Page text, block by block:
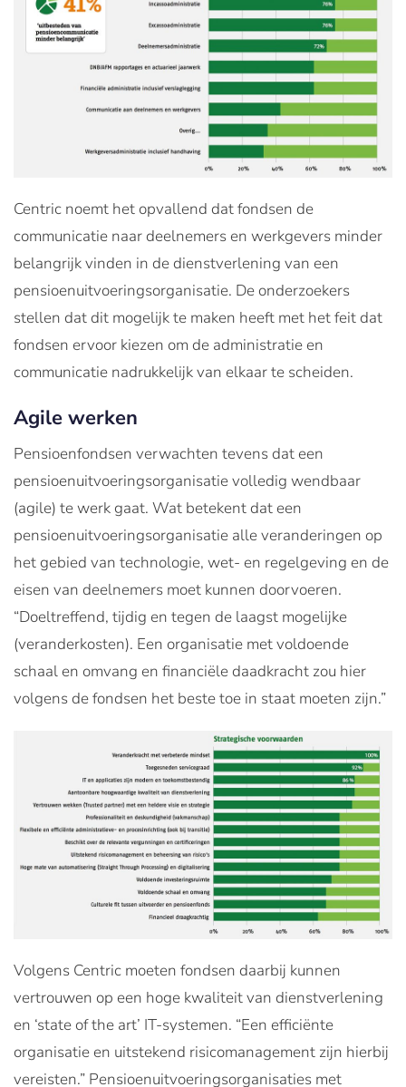
Centric noemt het opvallend dat fondsen de
communicatie naar deelnemers en werkgevers minder
belangrijk vinden in de dienstverlening van een
pensioenuitvoeringsorganisatie. De onderzoekers
stellen dat dit mogelijk te maken heeft met het feit dat
fondsen ervoor kiezen om de administratie en
communicatie nadrukkelijk van elkaar te scheiden.
Agile werken
Pensioenfondsen verwachten tevens dat een
pensioenuitvoeringsorganisatie volledig wendbaar
(agile) te werk gaat. Wat betekent dat een
pensioenuitvoeringsorganisatie alle veranderingen op
het gebied van technologie, wet- en regelgeving en de
eisen van deelnemers moet kunnen doorvoeren.
“Doeltreffend, tijdig en tegen de laagst mogelijke
(veranderkosten). Een organisatie met voldoende
schaal en omvang en financiële daadkracht zou hier
volgens de fondsen het beste toe in staat moeten zijn.”
Volgens Centric moeten fondsen daarbij kunnen
vertrouwen op een hoge kwaliteit van dienstverlening
en ‘state of the art’ IT-systemen. “Een efficiënte
organisatie en uitstekend risicomanagement zijn hierbij
vereisten.” Pensioenuitvoeringsorganisaties met